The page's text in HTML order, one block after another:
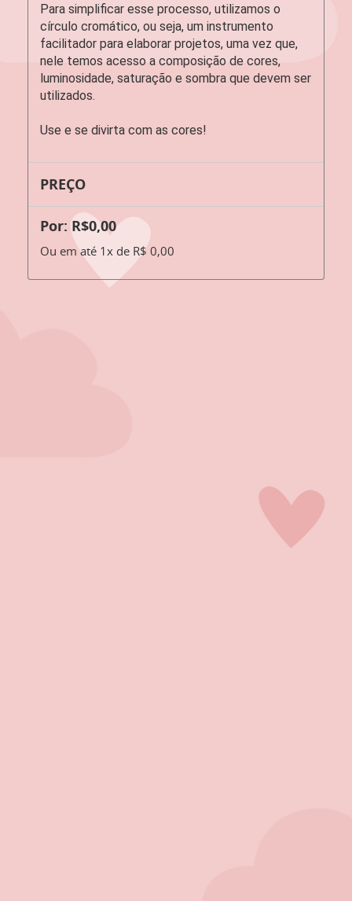
Para simplificar esse processo, utilizamos o
círculo cromático, ou seja, um instrumento
facilitador para elaborar projetos, uma vez que,
nele temos acesso a composição de cores,
luminosidade, saturação e sombra que devem ser
utilizados.
Use e se divirta com as cores!
PREÇO
Por: R$0,00
Ou em até 1x de R$ 0,00